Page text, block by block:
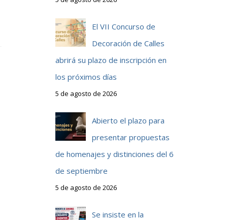
El VII Concurso de
Decoración de Calles
abrirá su plazo de inscripción en
los próximos días
5 de agosto de 2026
Abierto el plazo para
presentar propuestas
de homenajes y distinciones del 6
de septiembre
5 de agosto de 2026
Se insiste en la